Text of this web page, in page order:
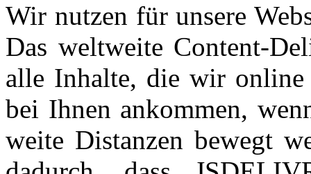
Wir nutzen für unsere
Das weltweite Content-
alle Inhalte, die wir online
bei Ihnen ankommen,
weite Distanzen bewegt